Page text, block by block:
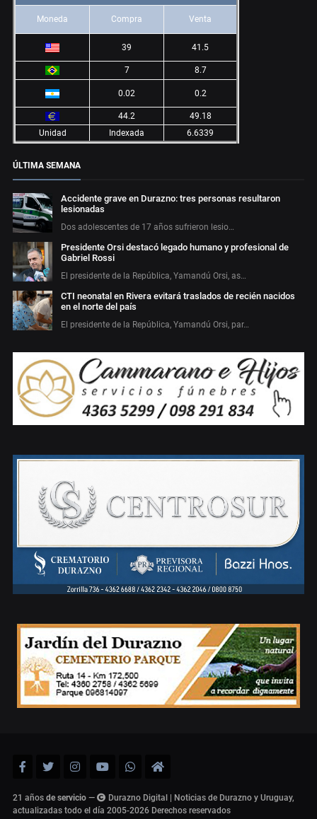
Moneda Compra Venta
39 41.5
7 8.7
0.02 0.2
44.2
49.18
Unidad
Indexada 6.6339
ÚLTIMA SEMANA
Accidente grave en Durazno: tres personas resultaron
lesionadas
Dos adolescentes de 17 años sufrieron lesio…
Presidente Orsi destacó legado humano y profesional de
Gabriel Rossi
El presidente de la República, Yamandú Orsi, as…
CTI neonatal en Rivera evitará traslados de recién nacidos
en el norte del país
El presidente de la República, Yamandú Orsi, par…
21 años de servicio —
Durazno Digital | Noticias de Durazno y Uruguay,
actualizadas todo el día 2005-2026 Derechos reservados